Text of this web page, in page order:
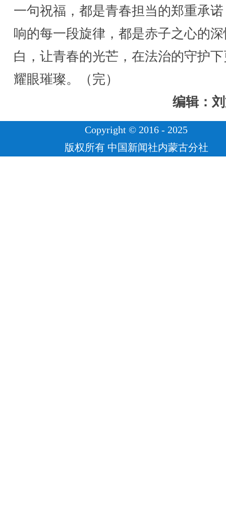
一句祝福，都是青春担当的郑重承
响的每一段旋律，都是赤子之心的
白，让青春的光芒，在法治的守护
耀眼璀璨。（完）
编辑：
Copyright © 2016 - 2025
版权所有 中国新闻社内蒙古分社